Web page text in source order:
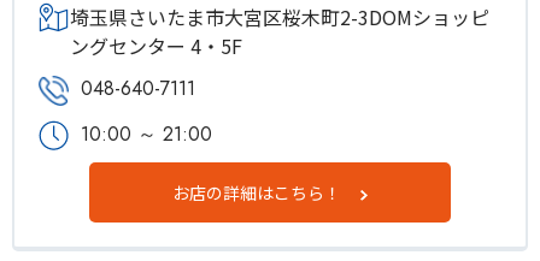
埼玉県さいたま市大宮区桜木町2-3DOMショッピ
ングセンター 4・5F
048-640-7111
10:00 ～ 21:00
お店の詳細はこちら！